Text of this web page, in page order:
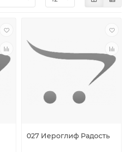
027 Иероглиф Радость